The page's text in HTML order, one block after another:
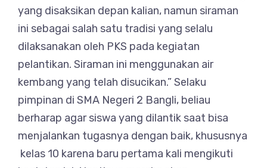
yang disaksikan depan kalian, namun siraman
ini sebagai salah satu tradisi yang selalu
dilaksanakan oleh PKS pada kegiatan
pelantikan. Siraman ini menggunakan air
kembang yang telah disucikan.” Selaku
pimpinan di SMA Negeri 2 Bangli, beliau
berharap agar siswa yang dilantik saat bisa
menjalankan tugasnya dengan baik, khususnya
kelas 10 karena baru pertama kali mengikuti